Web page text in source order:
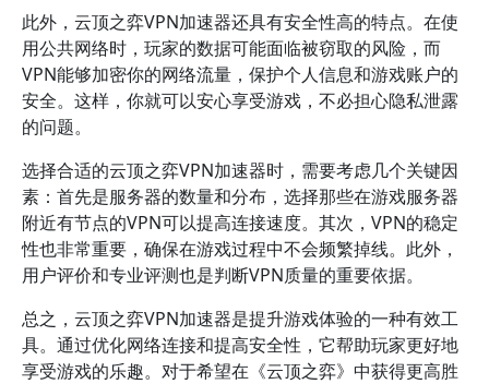
此外，云顶之弈VPN加速器还具有安全性高的特点。在使
用公共网络时，玩家的数据可能面临被窃取的风险，而
VPN能够加密你的网络流量，保护个人信息和游戏账户的
安全。这样，你就可以安心享受游戏，不必担心隐私泄露
的问题。
选择合适的云顶之弈VPN加速器时，需要考虑几个关键因
素：首先是服务器的数量和分布，选择那些在游戏服务器
附近有节点的VPN可以提高连接速度。其次，VPN的稳定
性也非常重要，确保在游戏过程中不会频繁掉线。此外，
用户评价和专业评测也是判断VPN质量的重要依据。
总之，云顶之弈VPN加速器是提升游戏体验的一种有效工
具。通过优化网络连接和提高安全性，它帮助玩家更好地
享受游戏的乐趣。对于希望在《云顶之弈》中获得更高胜